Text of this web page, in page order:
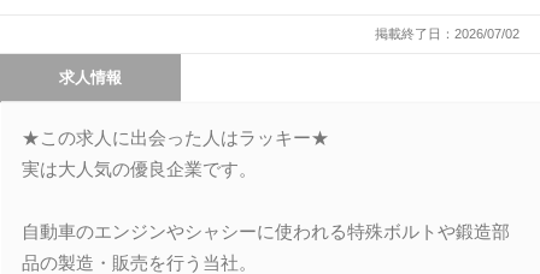
掲載終了日：2026/07/02
求人情報
★この求人に出会った人はラッキー★
実は大人気の優良企業です。
自動車のエンジンやシャシーに使われる特殊ボルトや鍛造部
品の製造・販売を行う当社。